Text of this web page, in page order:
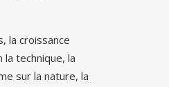
la croissance
la technique, la
sur la nature, la